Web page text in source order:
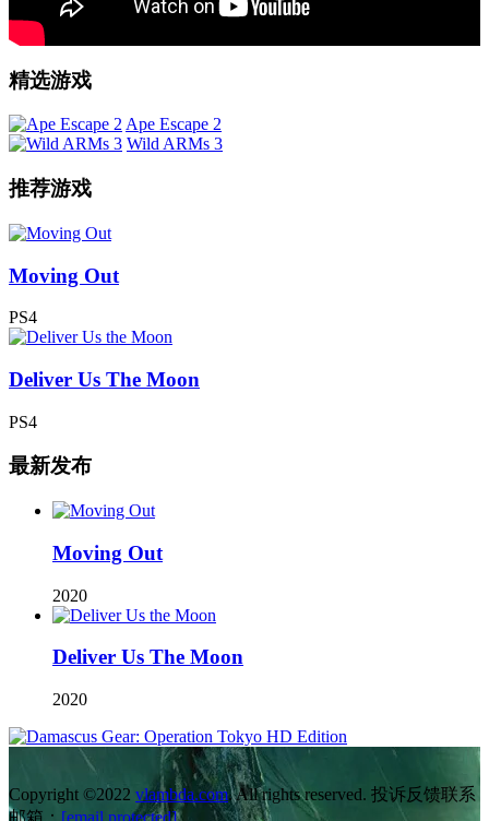
精选游戏
Ape Escape 2
Wild ARMs 3
推荐游戏
Moving Out
PS4
Deliver Us The Moon
PS4
最新发布
Moving Out
2020
Deliver Us The Moon
2020
Copyright ©2022 vlambda.com. All rights reserved. 投诉反馈联系
邮箱： [email protected]